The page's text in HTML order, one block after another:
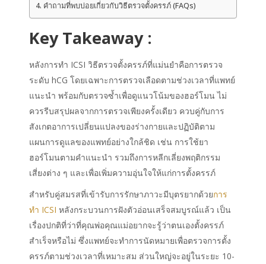
คำถามที่พบบ่อยเกี่ยวกับวิธีตรวจตั้งครรภ์ (FAQs)
Key Takeaway :
หลังการทำ ICSI วิธีตรวจตั้งครรภ์ที่แม่นยำคือการตรวจ
ระดับ hCG โดยเฉพาะการตรวจเลือดตามช่วงเวลาที่แพทย์
แนะนำ พร้อมกับตรวจซ้ำเพื่อดูแนวโน้มของฮอร์โมน ไม่
ควรรีบสรุปผลจากการตรวจเพียงครั้งเดียว ควบคู่กับการ
สังเกตอาการเปลี่ยนแปลงของร่างกายและปฏิบัติตาม
แผนการดูแลของแพทย์อย่างใกล้ชิด เช่น การใช้ยา
ฮอร์โมนตามคำแนะนำ รวมถึงการหลีกเลี่ยงพฤติกรรม
เสี่ยงต่าง ๆ และเพื่อเพิ่มความอุ่นใจให้แก่การตั้งครรภ์
สำหรับคู่สมรสที่เข้ารับการรักษาภาวะมีบุตรยากด้วยการ
ทำ ICSI หลังกระบวนการฝังตัวอ่อนเสร็จสมบูรณ์แล้ว เป็น
เรื่องปกติที่ว่าที่คุณพ่อคุณแม่อยากจะรู้ว่าตนเองตั้งครรภ์
สำเร็จหรือไม่ ซึ่งแพทย์จะทำการนัดหมายเพื่อตรวจการตั้ง
ครรภ์ตามช่วงเวลาที่เหมาะสม ส่วนใหญ่จะอยู่ในระยะ 10-